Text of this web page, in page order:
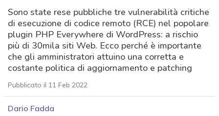
Sono state rese pubbliche tre vulnerabilità critiche
di esecuzione di codice remoto (RCE) nel popolare
plugin PHP Everywhere di WordPress: a rischio
più di 30mila siti Web. Ecco perché è importante
che gli amministratori attuino una corretta e
costante politica di aggiornamento e patching
Pubblicato il 11 Feb 2022
Dario Fadda